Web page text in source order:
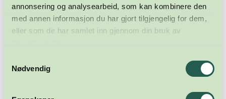
annonsering og analysearbeid, som kan kombinere den
med annen informasjon du har gjort tilgjengelig for dem,
eller som de har samlet inn gjennom din bruk av
Nødvendig